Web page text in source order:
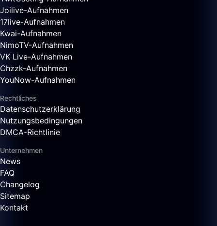
Joilive-Aufnahmen
17live-Aufnahmen
Kwai-Aufnahmen
NimoTV-Aufnahmen
VK Live-Aufnahmen
Chzzk-Aufnahmen
YouNow-Aufnahmen
Rechtliches
Datenschutzerklärung
Nutzungsbedingungen
DMCA-Richtlinie
Unternehmen
News
FAQ
Changelog
Sitemap
Kontakt